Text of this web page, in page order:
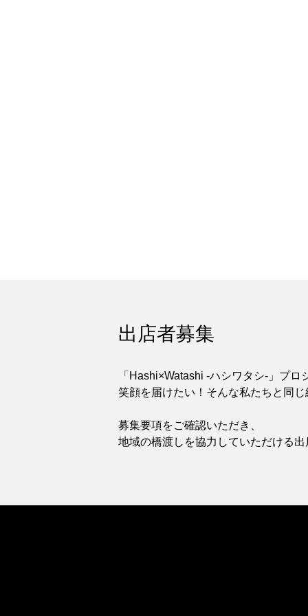
出店者募集
「Hashi×Watashi -ハシワタシ-」プロ
笑顔を届けたい！そんな私たちと同
募集要項をご確認いただき、
地域の橋渡しを協力していただける